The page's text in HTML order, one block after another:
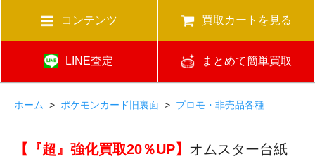
コンテンツ 買取カートを見る
LINE査定 まとめて簡単買取
ホーム > ポケモンカード旧裏面 > プロモ・非売品各種
【『超』強化買取20％UP】 オムスター台紙